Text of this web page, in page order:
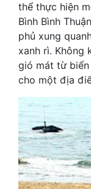
thể thực hiện
Bình Bình
phủ xung
xanh rì. Không
gió mát từ
cho một địa